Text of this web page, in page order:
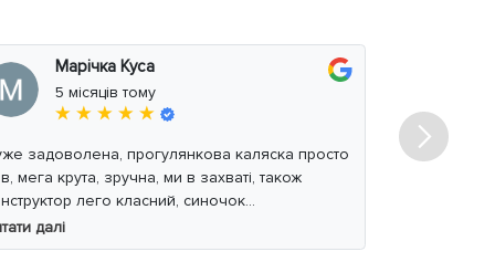
Марічка Куса
5 місяців тому
★ ★ ★ ★ ★
прогулянкова каляска просто
мега крута, зручна, ми в захваті, також
лего класний, синочок
Дуже дякую.
далі
Дитяче